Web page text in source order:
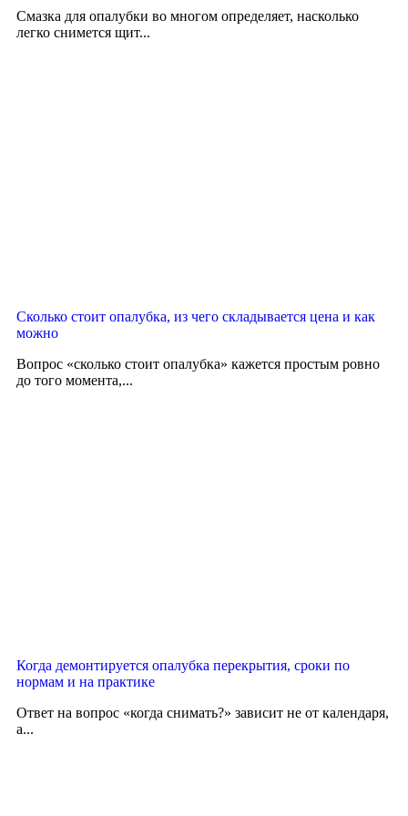
Смазка для опалубки во многом определяет, насколько
легко снимется щит...
Сколько стоит опалубка, из чего складывается цена и как
можно
Вопрос «сколько стоит опалубка» кажется простым ровно
до того момента,...
Когда демонтируется опалубка перекрытия, сроки по
нормам и на практике
Ответ на вопрос «когда снимать?» зависит не от календаря,
а...